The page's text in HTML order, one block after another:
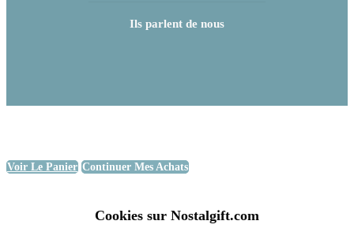
Ils parlent de nous
Voir Le Panier Continuer Mes Achats
Cookies sur Nostalgift.com